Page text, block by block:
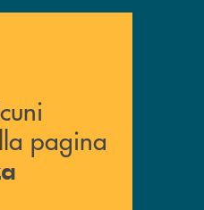
Vai alla pagina della
pagina